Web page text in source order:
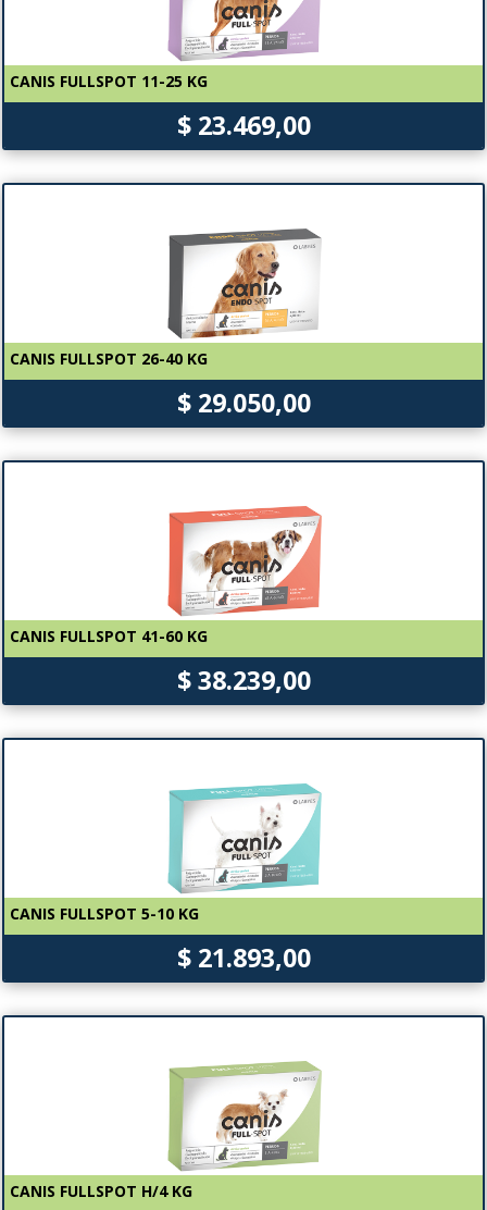
CANIS FULLSPOT 11-25 KG
$ 23.469,00
CANIS FULLSPOT 26-40 KG
$ 29.050,00
CANIS FULLSPOT 41-60 KG
$ 38.239,00
CANIS FULLSPOT 5-10 KG
$ 21.893,00
CANIS FULLSPOT H/4 KG